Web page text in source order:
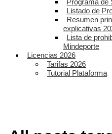
Programa de
Listado de
Resumen
explicativas
Lista de
Mindeporte
Licencias 2026
Tarifas 2026
Tutorial Plataforma